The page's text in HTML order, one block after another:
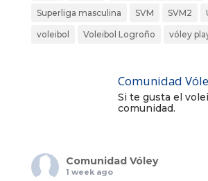
Superliga masculina SVM SVM2
voleibol Voleibol Logroño vóley
Comunidad
Si te gusta el
comunidad.
Comunidad Vóley
1 week ago